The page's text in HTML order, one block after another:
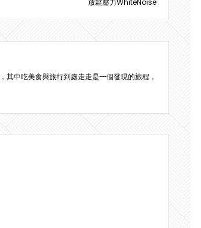
放鬆壓力WhiteNoise
中吃美食與旅行到處走走是一個發現的旅程，